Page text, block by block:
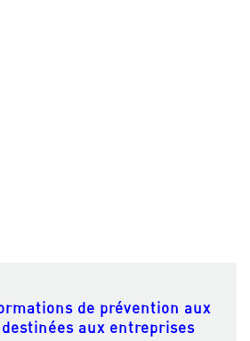
de prévention aux
aux entreprises